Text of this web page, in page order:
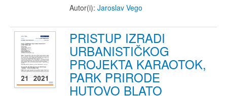
Autor(i): Jaroslav Vego
PRISTUP IZRADI
URBANISTIČKOG
PROJEKTA KARAOTOK,
PARK PRIRODE
HUTOVO BLATO